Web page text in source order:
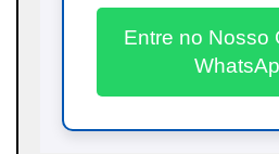
Entre no Nosso